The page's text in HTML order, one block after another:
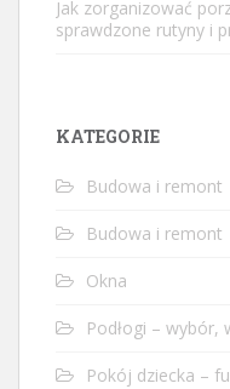
Jak zorganizować
sprawdzone rutyny i
KATEGORIE
Budowa i remont
Budowa i remont
Okna
Podłogi – wybór,
Pokój dziecka –